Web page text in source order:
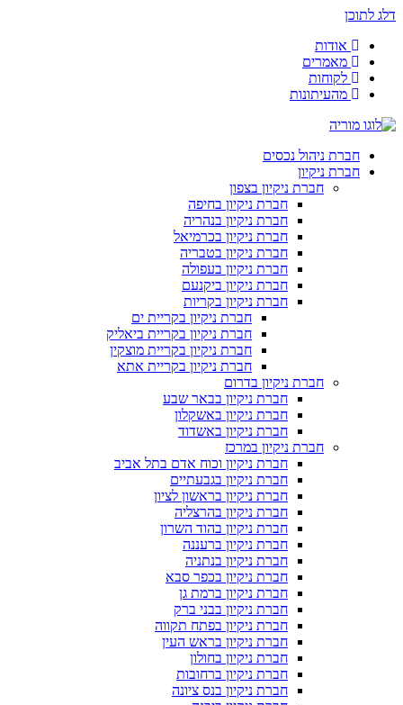
דלג לתוכן
אודות
מאמרים
לקוחות
מהעיתונות
חברת ניהול נכסים
חברת ניקיון
חברת ניקיון בצפון
חברת ניקיון בחיפה
חברת ניקיון בנהריה
חברת ניקיון בכרמיאל
חברת ניקיון בטבריה
חברת ניקיון בעפולה
חברת ניקיון ביקנעם
חברת ניקיון בקריות
חברת ניקיון בקריית ים
חברת ניקיון בקריית ביאליק
חברת ניקיון בקריית מוצקין
חברת ניקיון בקריית אתא
חברת ניקיון בדרום
חברת ניקיון בבאר שבע
חברת ניקיון באשקלון
חברת ניקיון באשדוד
חברת ניקיון במרכז
חברת ניקיון וכוח אדם בתל אביב
חברת ניקיון בגבעתיים
חברת ניקיון בראשון לציון
חברת ניקיון בהרצליה
חברת ניקיון בהוד השרון
חברת ניקיון ברעננה
חברת ניקיון בנתניה
חברת ניקיון בכפר סבא
חברת ניקיון ברמת גן
חברת ניקיון בבני ברק
חברת ניקיון בפתח תקווה
חברת ניקיון בראש העין
חברת ניקיון בחולון
חברת ניקיון ברחובות
חברת ניקיון בנס ציונה